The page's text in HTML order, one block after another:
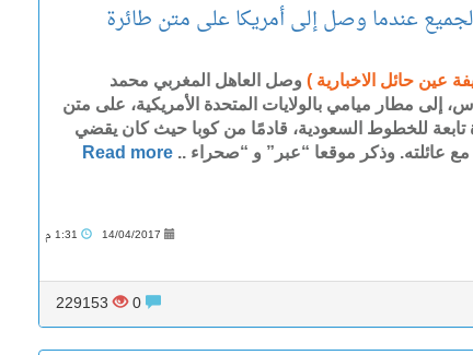
عندما وصل إلى أمريكا على متن طائرة
عين حائل الاخبارية ) وصل العاهل المغربي محمد
إلى مطار ميامي بالولايات المتحدة الأمريكية، على متن
تابعة للخطوط السعودية، قادمًا من كوبا حيث كان يقضي
مع عائلته. وذكر موقعا “عبر” و “صحراء .. Read more
14/04/2017
229153